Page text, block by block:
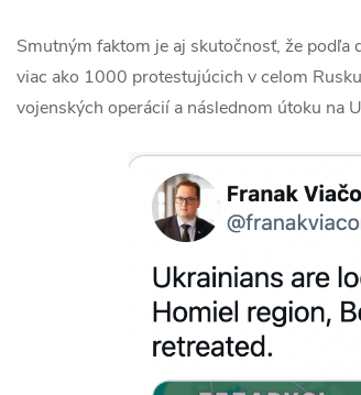
Smutným faktom je aj skutočnosť, že
viac ako 1000 protestujúcich v celom
vojenských operácií a následnom útoku na